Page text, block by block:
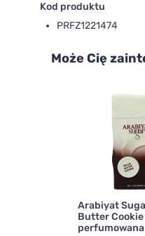
Kod produktu
PRFZ1221474
Może Cię
Arabiyat
Butter Cookie
perfumowana